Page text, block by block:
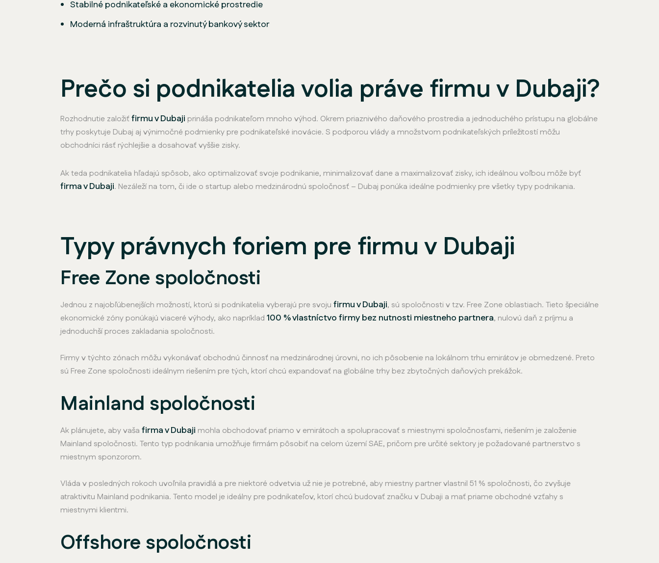
Stabilné podnikateľské a ekonomické prostredie
Moderná infraštruktúra a rozvinutý bankový sektor
Prečo si podnikatelia volia práve firmu v Dubaji?
Rozhodnutie založiťfirmu v Dubaji prináša podnikateľom mnoho výhod. Okrem priaznivého daňového prostredia a jednoduchého prístupu na globálne
trhy poskytuje Dubaj aj výnimočné podmienky pre podnikateľské inovácie. S podporou vlády a množstvom podnikateľských príležitostí môžu
obchodníci rásť rýchlejšie a dosahovať vyššie zisky.
Ak teda podnikatelia hľadajú spôsob, ako optimalizovať svoje podnikanie, minimalizovať dane a maximalizovať zisky, ich ideálnou voľbou môže byť
firma v Dubaji. Nezáleží na tom, či ide o startup alebo medzinárodnú spoločnosť – Dubaj ponúka ideálne podmienky pre všetky typy podnikania.
Typy právnych foriem pre firmu v Dubaji
Free Zone spoločnosti
Jednou z najobľúbenejších možností, ktorú si podnikatelia vyberajú pre svoju firmu v Dubaji, sú spoločnosti v tzv. Free Zone oblastiach. Tieto špeciálne
ekonomické zóny ponúkajú viaceré výhody, ako napríklad 100 % vlastníctvo firmy bez nutnosti miestneho partnera, nulovú daň z príjmu a
jednoduchší proces zakladania spoločnosti.
Firmy v týchto zónach môžu vykonávať obchodnú činnosť na medzinárodnej úrovni, no ich pôsobenie na lokálnom trhu emirátov je obmedzené. Preto
sú Free Zone spoločnosti ideálnym riešením pre tých, ktorí chcú expandovať na globálne trhy bez zbytočných daňových prekážok.
Mainland spoločnosti
Ak plánujete, aby vaša firma v Dubaji mohla obchodovať priamo v emirátoch a spolupracovať s miestnymi spoločnosťami, riešením je založenie
Mainland spoločnosti. Tento typ podnikania umožňuje firmám pôsobiť na celom území SAE, pričom pre určité sektory je požadované partnerstvo s
miestnym sponzorom.
Vláda v posledných rokoch uvoľnila pravidlá a pre niektoré odvetvia už nie je potrebné, aby miestny partner vlastnil 51 % spoločnosti, čo zvyšuje
atraktivitu Mainland podnikania. Tento model je ideálny pre podnikateľov, ktorí chcú budovať značku v Dubaji a mať priame obchodné vzťahy s
miestnymi klientmi.
Offshore spoločnosti